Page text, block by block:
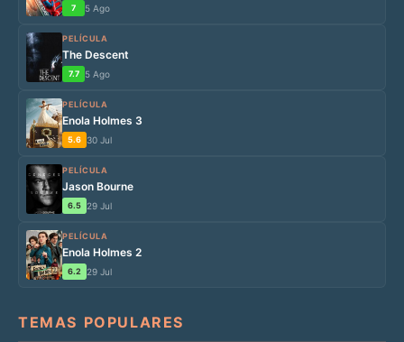
7 5 Ago
PELÍCULA
The Descent
7.7 5 Ago
PELÍCULA
Enola Holmes 3
5.6 30 Jul
PELÍCULA
Jason Bourne
6.5 29 Jul
PELÍCULA
Enola Holmes 2
6.2 29 Jul
TEMAS POPULARES